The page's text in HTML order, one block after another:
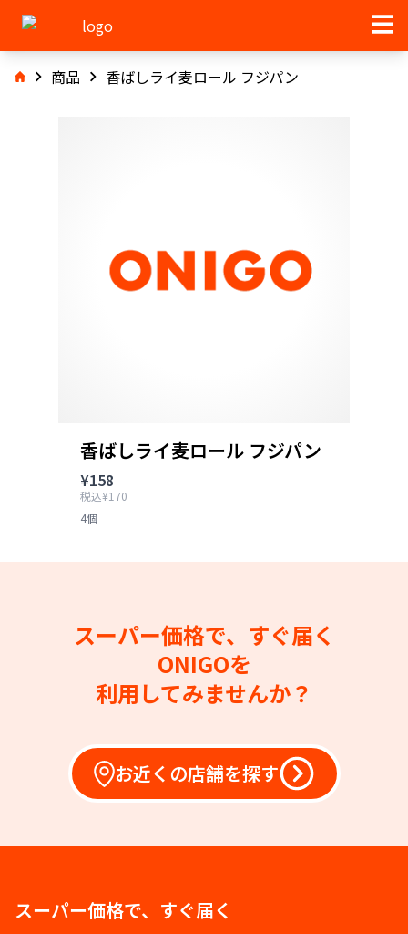
商品 香ばしライ麦ロール フジパン
香ばしライ麦ロール フジパン
¥158
税込¥170
4個
スーパー価格で、すぐ届く
ONIGOを
利用してみませんか？
お近くの店舗を探す
スーパー価格で、すぐ届く